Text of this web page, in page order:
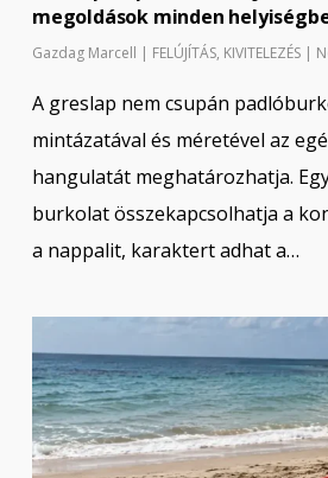
megoldások minden
Gazdag Marcell | FELÚJÍTÁS, KIVITELEZÉS |
A greslap nem csupán
mintázatával és méretével az
hangulatát meghatározhatja.
burkolat összekapcsolhatja a
a nappalit, karaktert adhat a…